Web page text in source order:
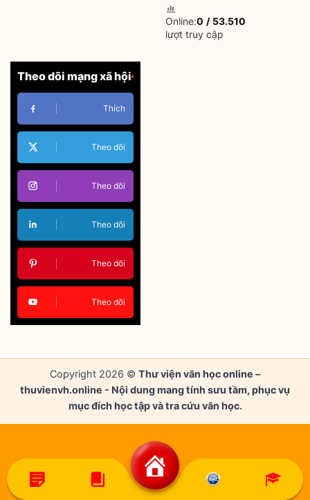
Online:0 / 53.510
lượt truy cập
Theo dõi mạng xã hội
Thích
Theo dõi
Theo dõi
Theo dõi
Theo dõi
Theo dõi
Copyright 2026 © Thư viện văn học online –
thuvienvh.online - Nội dung mang tính sưu tầm, phục vụ
mục đích học tập và tra cứu văn học.